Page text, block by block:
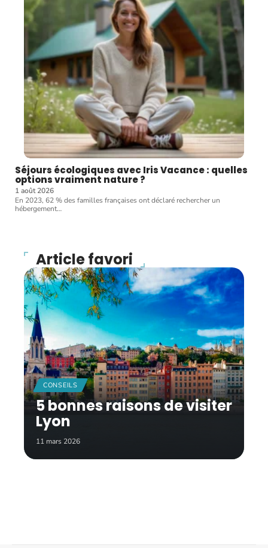
Séjours écologiques avec Iris Vacance : quelles
options vraiment nature ?
1 août 2026
En 2023, 62 % des familles françaises ont déclaré rechercher un
hébergement…
Article favori
CONSEILS
5 bonnes raisons de visiter
Lyon
11 mars 2026